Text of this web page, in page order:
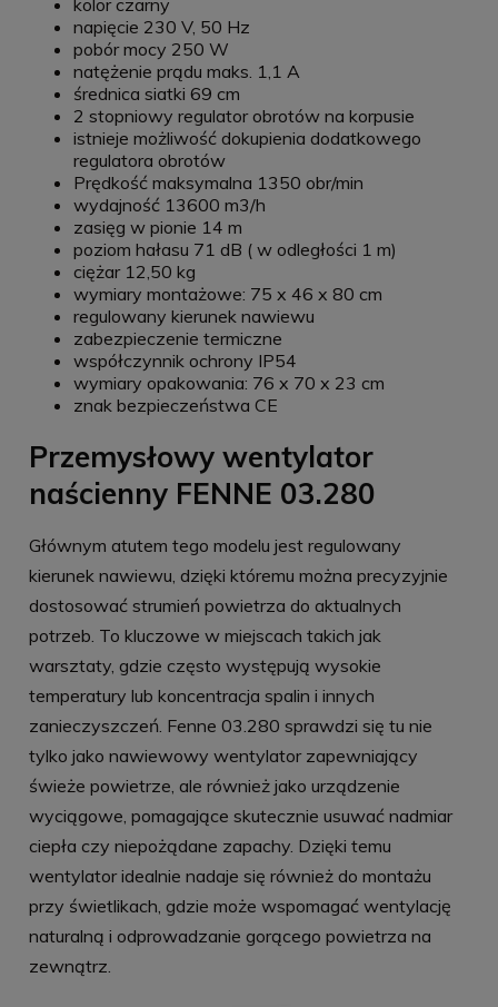
kolor czarny
napięcie 230 V, 50 Hz
pobór mocy 250 W
natężenie prądu maks. 1,1 A
średnica siatki 69 cm
2 stopniowy regulator obrotów na korpusie
istnieje możliwość dokupienia dodatkowego
regulatora obrotów
Prędkość maksymalna 1350 obr/min
wydajność 13600 m3/h
zasięg w pionie 14 m
poziom hałasu 71 dB ( w odległości 1 m)
ciężar 12,50 kg
wymiary montażowe: 75 x 46 x 80 cm
regulowany kierunek nawiewu
zabezpieczenie termiczne
współczynnik ochrony IP54
wymiary opakowania: 76 x 70 x 23 cm
znak bezpieczeństwa CE
Przemysłowy wentylator
naścienny FENNE 03.280
Głównym atutem tego modelu jest regulowany
kierunek nawiewu, dzięki któremu można precyzyjnie
dostosować strumień powietrza do aktualnych
potrzeb. To kluczowe w miejscach takich jak
warsztaty, gdzie często występują wysokie
temperatury lub koncentracja spalin i innych
zanieczyszczeń. Fenne 03.280 sprawdzi się tu nie
tylko jako nawiewowy wentylator zapewniający
świeże powietrze, ale również jako urządzenie
wyciągowe, pomagające skutecznie usuwać nadmiar
ciepła czy niepożądane zapachy. Dzięki temu
wentylator idealnie nadaje się również do montażu
przy świetlikach, gdzie może wspomagać wentylację
naturalną i odprowadzanie gorącego powietrza na
zewnątrz.